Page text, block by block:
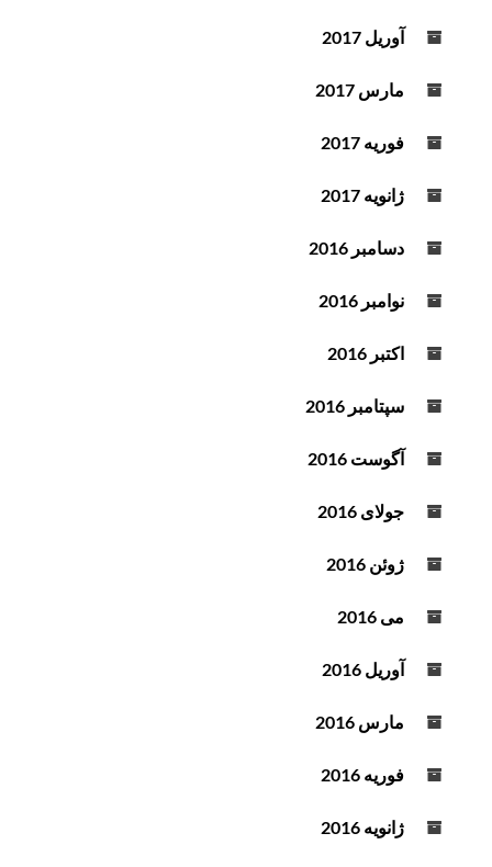
آوریل 2017
مارس 2017
فوریه 2017
ژانویه 2017
دسامبر 2016
نوامبر 2016
اکتبر 2016
سپتامبر 2016
آگوست 2016
جولای 2016
ژوئن 2016
می 2016
آوریل 2016
مارس 2016
فوریه 2016
ژانویه 2016